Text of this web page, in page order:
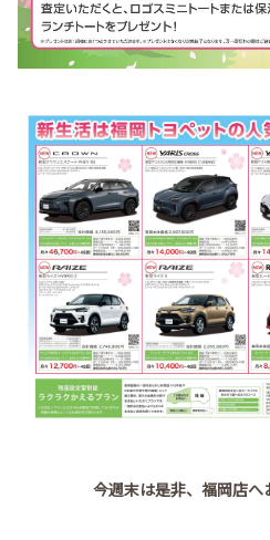
今週末は是非、福岡店